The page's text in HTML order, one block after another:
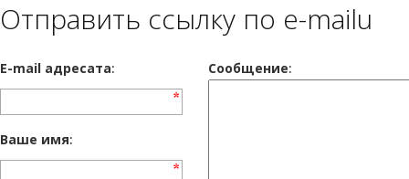
Отправить ссылку по e-mailu
E-mail адресата: Сообщение:
Ваше имя: